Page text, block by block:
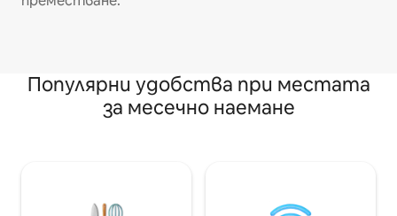
Популярни удобства при местата
за месечно наемане